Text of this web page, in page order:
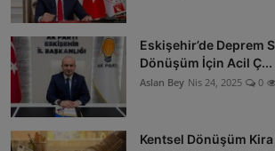
Eskişehir’de Deprem
Dönüşüm İçin Acil Ç...
Aslan Bey Nis 24, 2025 0
Kentsel Dönüşüm Kira